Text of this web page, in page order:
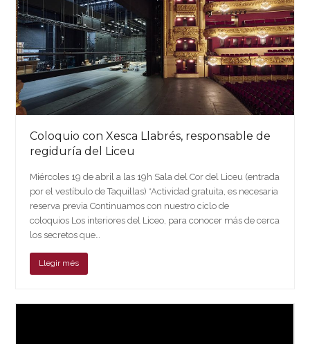
Coloquio con Xesca Llabrés, responsable de
regiduría del Liceu
Miércoles 19 de abril a las 19h Sala del Cor del Liceu (entrada
por el vestíbulo de Taquillas) *Actividad gratuita, es necesaria
reserva previa Continuamos con nuestro ciclo de
coloquios Los interiores del Liceo, para conocer más de cerca
los secretos que…
Llegir més